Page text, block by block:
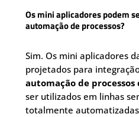
Os mini aplicadores podem
automação de processos?
Sim. Os mini aplicadores
projetados para
automação de processos
ser utilizados em linhas
totalmente